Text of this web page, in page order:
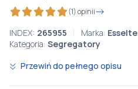
(1) opinii
INDEX: 265955 Marka: Esselte
Kategoria: Segregatory
Przewiń do pełnego opisu